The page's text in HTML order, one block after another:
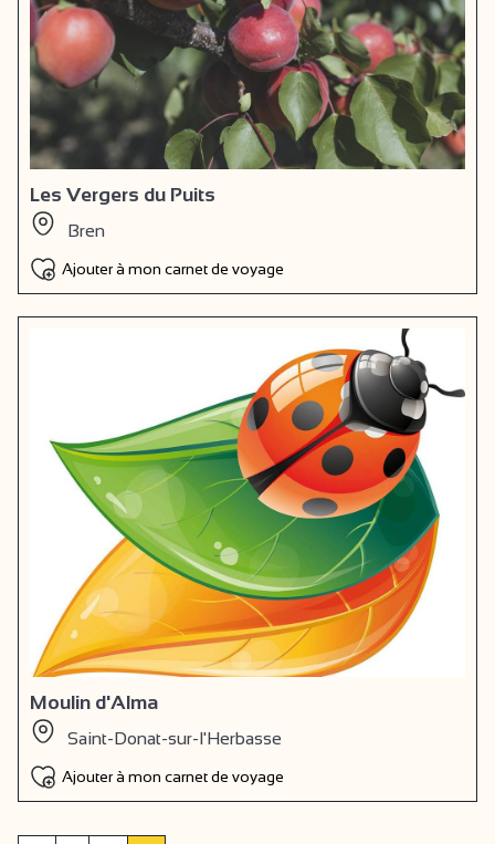
Les Vergers du Puits
Bren
Ajouter à mon carnet de voyage
Moulin d'Alma
Saint-Donat-sur-l'Herbasse
Ajouter à mon carnet de voyage